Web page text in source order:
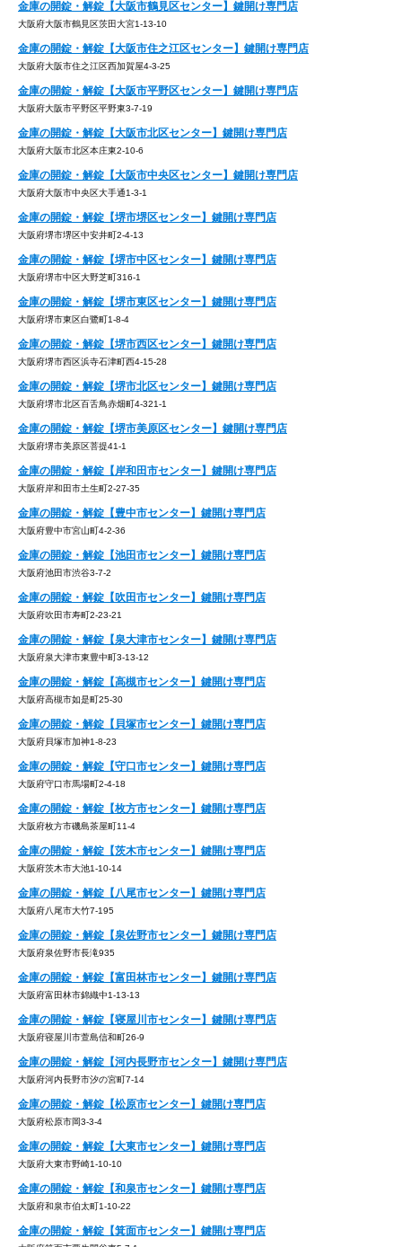
金庫の開錠・解錠【大阪市鶴見区センター】鍵開け専門店
大阪府大阪市鶴見区茨田大宮1-13-10
金庫の開錠・解錠【大阪市住之江区センター】鍵開け専門店
大阪府大阪市住之江区西加賀屋4-3-25
金庫の開錠・解錠【大阪市平野区センター】鍵開け専門店
大阪府大阪市平野区平野東3-7-19
金庫の開錠・解錠【大阪市北区センター】鍵開け専門店
大阪府大阪市北区本庄東2-10-6
金庫の開錠・解錠【大阪市中央区センター】鍵開け専門店
大阪府大阪市中央区大手通1-3-1
金庫の開錠・解錠【堺市堺区センター】鍵開け専門店
大阪府堺市堺区中安井町2-4-13
金庫の開錠・解錠【堺市中区センター】鍵開け専門店
大阪府堺市中区大野芝町316-1
金庫の開錠・解錠【堺市東区センター】鍵開け専門店
大阪府堺市東区白鷺町1-8-4
金庫の開錠・解錠【堺市西区センター】鍵開け専門店
大阪府堺市西区浜寺石津町西4-15-28
金庫の開錠・解錠【堺市北区センター】鍵開け専門店
大阪府堺市北区百舌鳥赤畑町4-321-1
金庫の開錠・解錠【堺市美原区センター】鍵開け専門店
大阪府堺市美原区菩提41-1
金庫の開錠・解錠【岸和田市センター】鍵開け専門店
大阪府岸和田市土生町2-27-35
金庫の開錠・解錠【豊中市センター】鍵開け専門店
大阪府豊中市宮山町4-2-36
金庫の開錠・解錠【池田市センター】鍵開け専門店
大阪府池田市渋谷3-7-2
金庫の開錠・解錠【吹田市センター】鍵開け専門店
大阪府吹田市寿町2-23-21
金庫の開錠・解錠【泉大津市センター】鍵開け専門店
大阪府泉大津市東豊中町3-13-12
金庫の開錠・解錠【高槻市センター】鍵開け専門店
大阪府高槻市如是町25-30
金庫の開錠・解錠【貝塚市センター】鍵開け専門店
大阪府貝塚市加神1-8-23
金庫の開錠・解錠【守口市センター】鍵開け専門店
大阪府守口市馬場町2-4-18
金庫の開錠・解錠【枚方市センター】鍵開け専門店
大阪府枚方市磯島茶屋町11-4
金庫の開錠・解錠【茨木市センター】鍵開け専門店
大阪府茨木市大池1-10-14
金庫の開錠・解錠【八尾市センター】鍵開け専門店
大阪府八尾市大竹7-195
金庫の開錠・解錠【泉佐野市センター】鍵開け専門店
大阪府泉佐野市長滝935
金庫の開錠・解錠【富田林市センター】鍵開け専門店
大阪府富田林市錦織中1-13-13
金庫の開錠・解錠【寝屋川市センター】鍵開け専門店
大阪府寝屋川市萱島信和町26-9
金庫の開錠・解錠【河内長野市センター】鍵開け専門店
大阪府河内長野市汐の宮町7-14
金庫の開錠・解錠【松原市センター】鍵開け専門店
大阪府松原市岡3-3-4
金庫の開錠・解錠【大東市センター】鍵開け専門店
大阪府大東市野崎1-10-10
金庫の開錠・解錠【和泉市センター】鍵開け専門店
大阪府和泉市伯太町1-10-22
金庫の開錠・解錠【箕面市センター】鍵開け専門店